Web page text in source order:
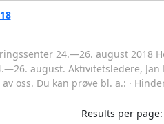
24.—26. august 2018
august. Aktivitetsledere,
oss. Du kan prøve bl. a.: ·
Results per page: